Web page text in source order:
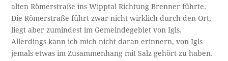
alten Römerstraße ins Wipptal Richtung Brenner führte.
Die Römerstraße führt zwar nicht wirklich durch den Ort,
liegt aber zumindest im Gemeindegebiet von Igls.
Allerdings kann ich mich nicht daran erinnern, von Igls
jemals etwas im Zusammenhang mit Salz gehört zu haben.